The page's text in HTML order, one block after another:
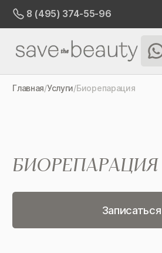
8 (495) 374-55-96
Главная/Услуги/Биорепарация
БИОРЕПАРАЦИЯ
Записаться